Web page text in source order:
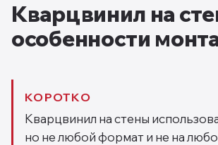
Кварцвинил на
особенности
КОРОТКО
Кварцвинил на стены
но не любой формат и не на